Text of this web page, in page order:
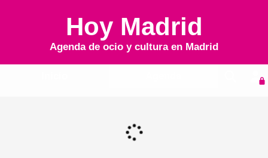
Hoy Madrid
Agenda de ocio y cultura en Madrid